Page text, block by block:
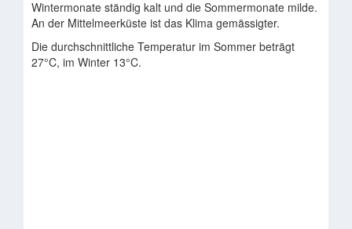
Wintermonate ständig kalt und die Sommermonate milde.
An der Mittelmeerküste ist das Klima gemässigter.
Die durchschnittliche Temperatur im Sommer beträgt
27°C, im Winter 13°C.